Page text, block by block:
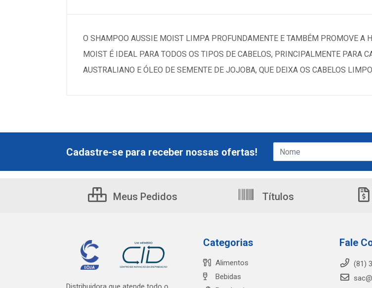
O SHAMPOO AUSSIE MOIST LIMPA PROFUNDAMENTE E TAMBÉM PROMOVE A
MOIST É IDEAL PARA TODOS OS TIPOS DE CABELOS, PRINCIPALMENTE PARA
AUSTRALIANO E ÓLEO DE SEMENTE DE JOJOBA, QUE DEIXA OS CABELOS
Cadastre-se para receber nossas ofertas!
Meus Pedidos Títulos
Categorias
Alimentos
Bebidas
Fale
(81)